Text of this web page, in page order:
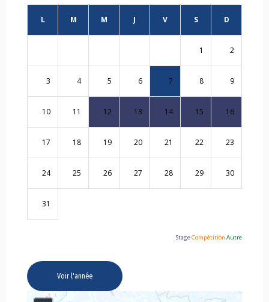
L M M J V S D
1 2
3 4 5 6 7 8 9
10 11 12 13 14 15 16
17 18 19 20 21 22 23
24 25 26 27 28 29 30
31
StageCompétition Autre
Voir l'année